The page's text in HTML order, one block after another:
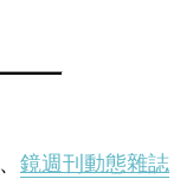
、 鏡週刊動態雜誌